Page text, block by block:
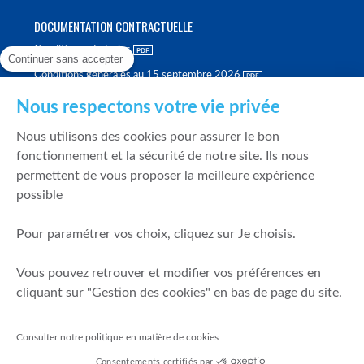
DOCUMENTATION CONTRACTUELLE
Conditions générales
Conditions générales au 15 septembre 2026
Politique de meilleure sélection
Politique de durabilité
Fonds de garantie des dépôts et de résolution
Mentions légales
Prévention de la fraude
Continuer sans accepter
Nous respectons votre vie privée
Nous utilisons des cookies pour assurer le bon
fonctionnement et la sécurité de notre site. Ils nous
permettent de vous proposer la meilleure expérience
possible
Pour paramétrer vos choix, cliquez sur Je choisis.
Vous pouvez retrouver et modifier vos préférences en
cliquant sur "Gestion des cookies" en bas de page du site.
Consulter notre politique en matière de cookies
Consentements certifiés par